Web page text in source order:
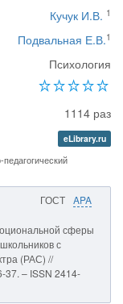
Кучук И.В. 1
Подвальная Е.В.1
Психология
1114 раз
eLibrary.ru
ГОСТ APA
сферы
с
(РАС) //
37. – ISSN 2414-